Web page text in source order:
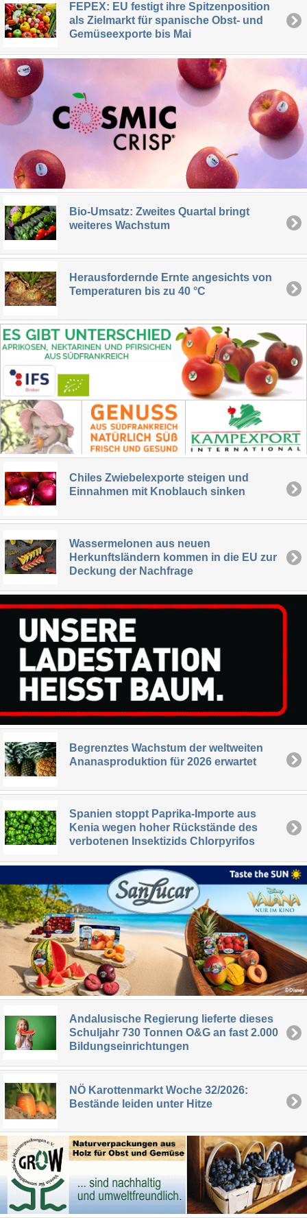
FEPEX: EU festigt ihre Spitzenposition
als Zielmarkt für spanische Obst- und
Gemüseexporte bis Mai
Bio-Umsatz: Zweites Quartal bringt
weiteres Wachstum
Herausfordernde Ernte angesichts von
Temperaturen bis zu 40 °C
Chiles Zwiebelexporte steigen und
Einnahmen mit Knoblauch sinken
Wassermelonen aus neuen
Herkunftsländern kommen in die EU zur
Deckung der Nachfrage
Begrenztes Wachstum der weltweiten
Ananasproduktion für 2026 erwartet
Spanien stoppt Paprika-Importe aus
Kenia wegen hoher Rückstände des
verbotenen Insektizids Chlorpyrifos
Andalusische Regierung lieferte dieses
Schuljahr 730 Tonnen O&G an fast 2.000
Bildungseinrichtungen
NÖ Karottenmarkt Woche 32/2026:
Bestände leiden unter Hitze